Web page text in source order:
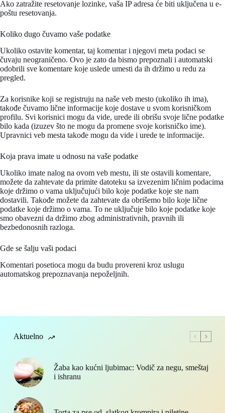
Ako zatražite resetovanje lozinke, vaša IP adresa će biti uključena u e-
poštu resetovanja.
Koliko dugo čuvamo vaše podatke
Ukoliko ostavite komentar, taj komentar i njegovi meta podaci se
čuvaju neograničeno. Ovo je zato da bismo prepoznali i automatski
odobrili sve komentare koje uslede umesti da ih držimo u redu za
pregled.
Za korisnike koji se registruju na naše veb mesto (ukoliko ih ima),
takođe čuvamo lične informacije koje dostave u svom korisničkom
profilu. Svi korisnici mogu da vide, urede ili obrišu svoje lične podatke
bilo kada (izuzev što ne mogu da promene svoje korisničko ime).
Upravnici veb mesta takođe mogu da vide i urede te informacije.
Koja prava imate u odnosu na vaše podatke
Ukoliko imate nalog na ovom veb mestu, ili ste ostavili komentare,
možete da zahtevate da primite datoteku sa izvezenim ličnim podacima
koje držimo o vama uključujući bilo koje podatke koje ste nam
dostavili. Takođe možete da zahtevate da obrišemo bilo koje lične
podatke koje držimo o vama. To ne uključuje bilo koje podatke koje
smo obavezni da držimo zbog administrativnih, pravnih ili
bezbedonosnih razloga.
Gde se šalju vaši podaci
Komentari posetioca mogu da budu provereni kroz uslugu
automatskog prepoznavanja nepoželjnih.
Aktuelno
Žaba kao kućni ljubimac: Vodič za negu, smeštaj
i ishranu